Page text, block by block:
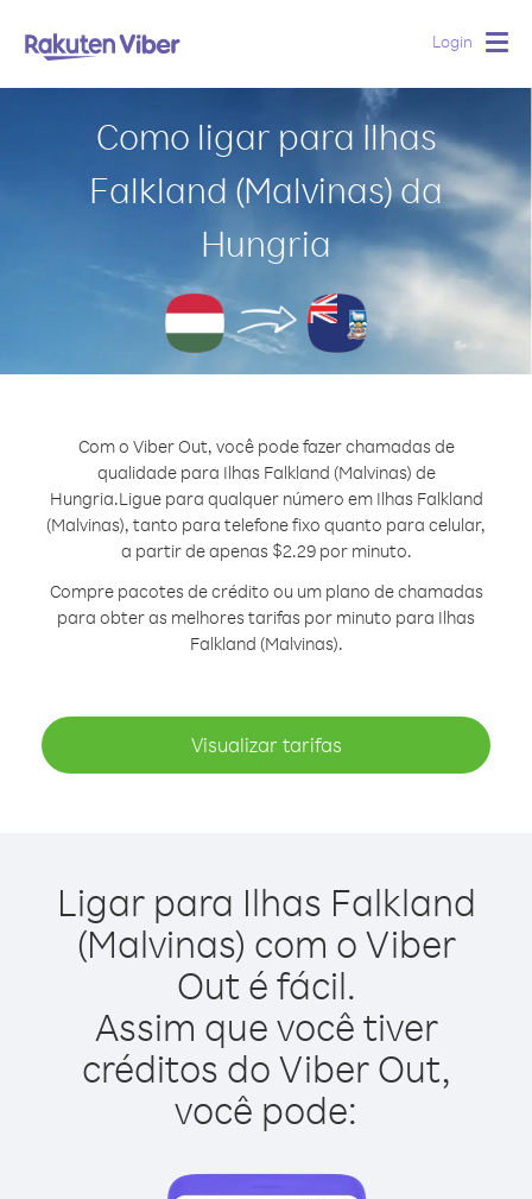
Login
Como ligar para Ilhas
Falkland (Malvinas) da
Hungria
Com o Viber Out, você pode fazer chamadas de
qualidade para Ilhas Falkland (Malvinas) de
Hungria.Ligue para qualquer número em Ilhas Falkland
(Malvinas), tanto para telefone fixo quanto para celular,
a partir de apenas $2.29 por minuto.
Compre pacotes de crédito ou um plano de chamadas
para obter as melhores tarifas por minuto para Ilhas
Falkland (Malvinas).
Visualizar tarifas
Ligar para Ilhas Falkland
(Malvinas) com o Viber
Out é fácil.
Assim que você tiver
créditos do Viber Out,
você pode: